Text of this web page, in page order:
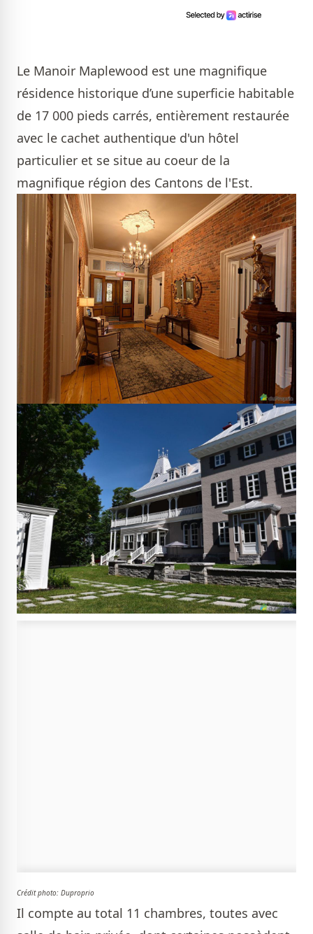
Le Manoir Maplewood est une magnifique
résidence historique d’une superficie habitable
de 17 000 pieds carrés, entièrement restaurée
avec le cachet authentique d'un hôtel
particulier et se situe au coeur de la
magnifique région des Cantons de l'Est.
Crédit photo: Duproprio
Il compte au total 11 chambres, toutes avec